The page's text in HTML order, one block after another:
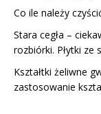
Co ile należy
Stara cegła –
rozbiórki. Płytki ze
Kształtki żeliwne
zastosowanie